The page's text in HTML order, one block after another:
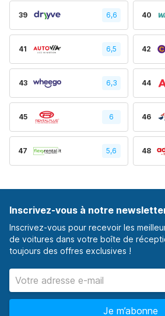
39 6,6 40
41 6,5 42
43 6,3 44
45 6 46
47 5,6 48
Inscrivez-vous à notre
Inscrivez-vous pour recevoir les
de voitures dans votre boîte de
toujours des offres exclusives !
Je m’abonne